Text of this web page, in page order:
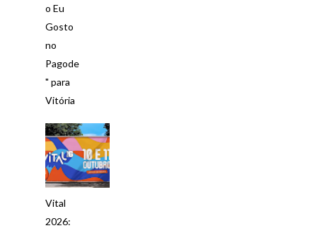
o Eu
Gosto
no
Pagode
" para
Vitória
Vital
2026: